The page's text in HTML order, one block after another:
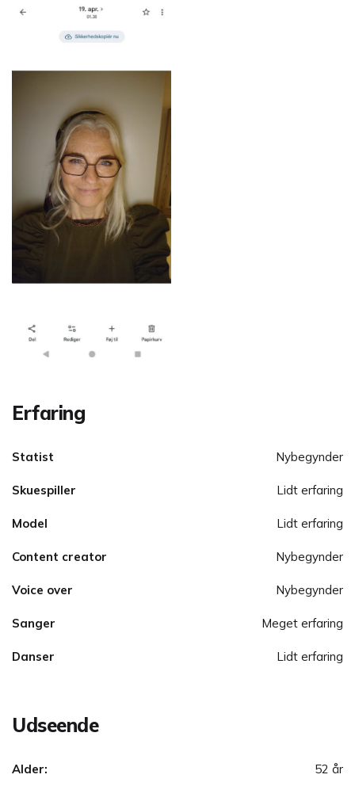
Erfaring
Statist Nybegynder
Skuespiller Lidt erfaring
Model Lidt erfaring
Content creator Nybegynder
Voice over Nybegynder
Sanger Meget erfaring
Danser Lidt erfaring
Udseende
Alder: 52 år